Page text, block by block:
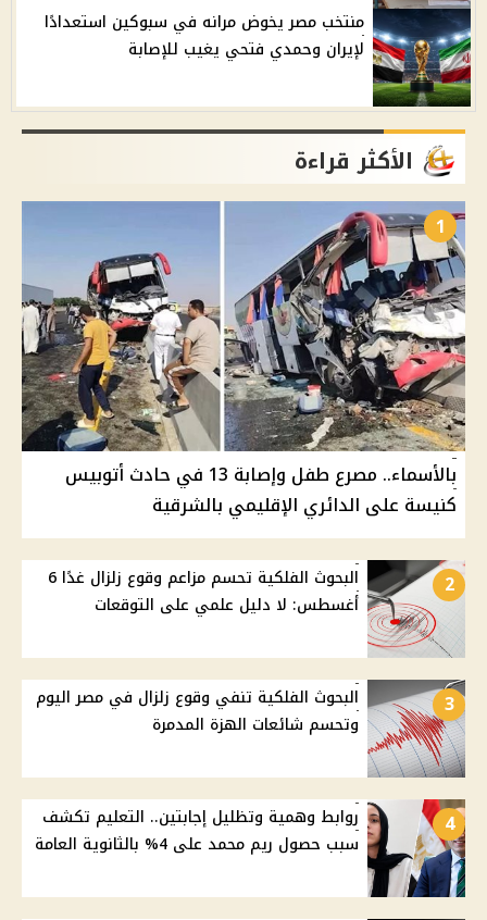
منتخب مصر يخوض مرانه في سبوكين استعدادًا
لإيران وحمدي فتحي يغيب للإصابة
الأكثر قراءة
1
بالأسماء.. مصرع طفل وإصابة 13 في حادث أتوبيس
كنيسة على الدائري الإقليمي بالشرقية
2
البحوث الفلكية تحسم مزاعم وقوع زلزال غدًا 6
أغسطس: لا دليل علمي على التوقعات
3
البحوث الفلكية تنفي وقوع زلزال في مصر اليوم
وتحسم شائعات الهزة المدمرة
4
روابط وهمية وتظليل إجابتين.. التعليم تكشف
سبب حصول ريم محمد على 4% بالثانوية العامة